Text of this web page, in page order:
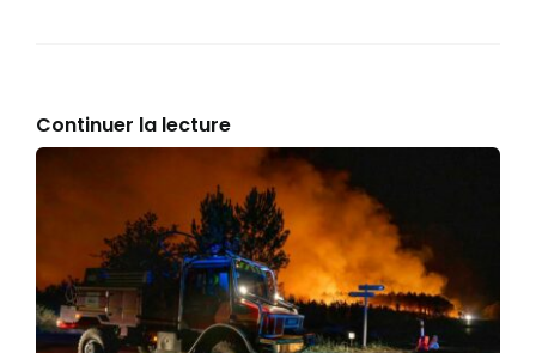
Continuer la lecture